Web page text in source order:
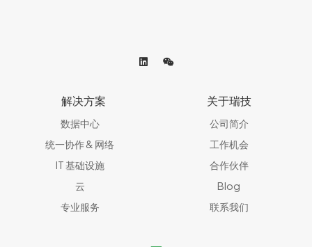
解决方案
数据中心
统一协作 & 网络​
IT 基础设施
云
专业服务
关于瑞技
公司简介
工作机会
合作伙伴
Blog
联系我们